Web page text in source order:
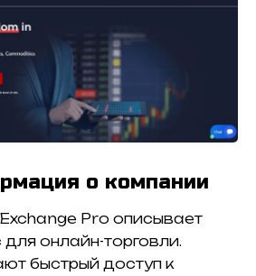
о компании
Pro описывает
онлайн-торговли.
быстрый доступ к